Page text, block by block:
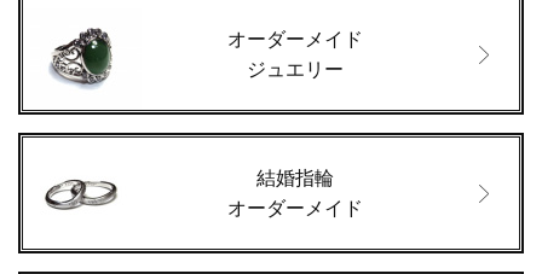
オーダーメイド
ジュエリー
結婚指輪
オーダーメイド